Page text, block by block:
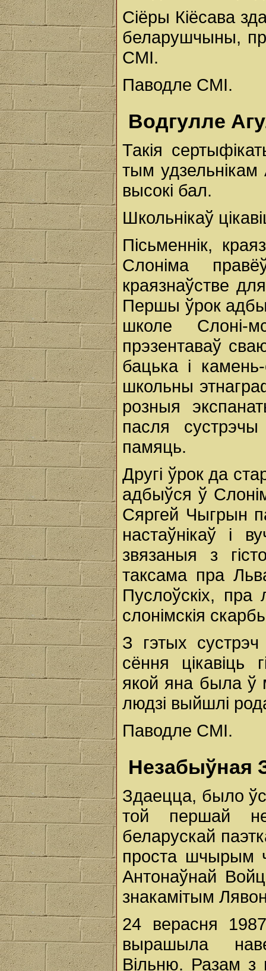
Сіёры Кіёсава
беларушчыны,
СМІ.
Паводле СМІ.
Водгулле
Такія
тым удзельнікам
высокі бал.
Школьнікаў
Пісьменнік,
Слоніма
краязнаўстве
Першы ўрок
школе Слоні-
прэзентаваў
бацька і
школьны
розныя
пасля
памяць.
Другі ўрок да
адбыўся ў
Сяргей Чыгрын
настаўнікаў і
звязаныя з
таксама пра
Пуслоўскіх, пра
слонімскія
З гэтых
сёння цікавіць
якой яна была ў
людзі выйшлі
Паводле СМІ.
Незабыўная
Здаецца, было
той першай
беларускай
проста шчырым
Антонаўнай
знакамітым
24 верасня 1987
вырашыла
Вільню. Разам з